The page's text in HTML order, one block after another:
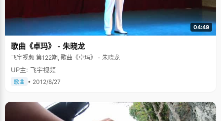
04:49
歌曲《卓玛》 - 朱晓龙
飞宇视频 第122期, 歌曲《卓玛》 - 朱晓龙
UP主: 飞宇视频
歌曲 • 2012/8/27